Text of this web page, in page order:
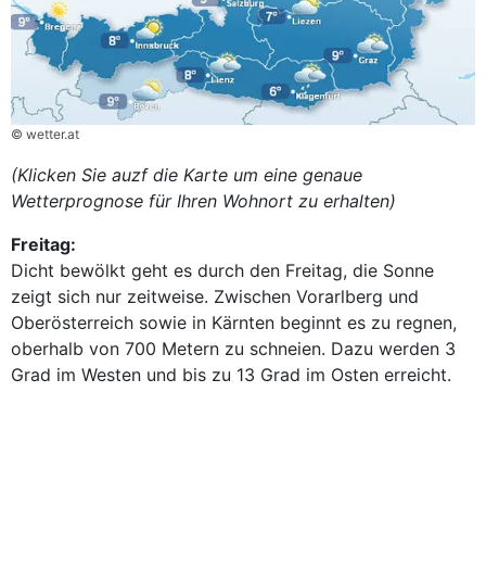
© wetter.at
(Klicken Sie auzf die Karte um eine genaue
Wetterprognose für Ihren Wohnort zu erhalten)
Freitag:
Dicht bewölkt geht es durch den Freitag, die Sonne
zeigt sich nur zeitweise. Zwischen Vorarlberg und
Oberösterreich sowie in Kärnten beginnt es zu regnen,
oberhalb von 700 Metern zu schneien. Dazu werden 3
Grad im Westen und bis zu 13 Grad im Osten erreicht.